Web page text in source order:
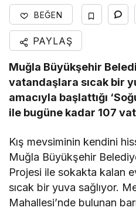
BEĞEN
PAYLAŞ
Muğla Büyükşehir
vatandaşlara sıcak bir
amacıyla başlattığı
ile bugüne kadar 107
Kış mevsiminin kendini
Muğla Büyükşehir
Projesi ile sokakta kalan
sıcak bir yuva sağlıyor.
Mahallesi’nde bulunan